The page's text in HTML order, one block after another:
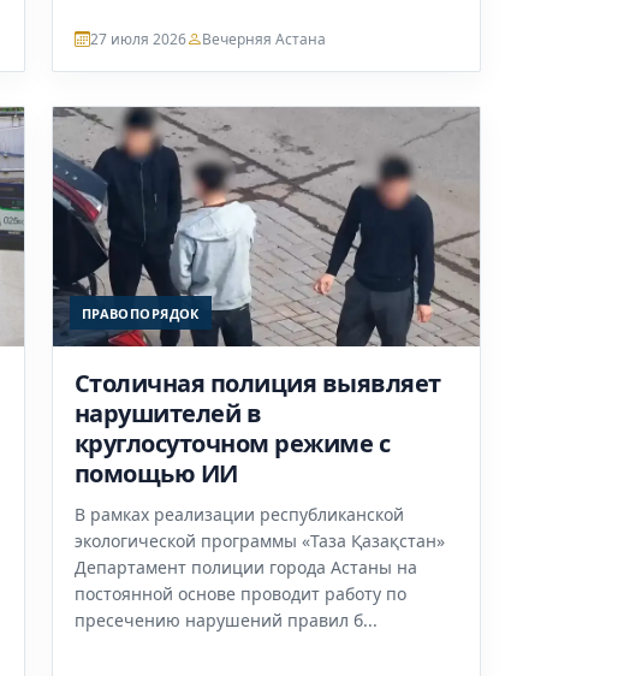
27 июля 2026 Вечерняя Астана
ПРАВОПОРЯДОК
Столичная полиция выявляет
нарушителей в
круглосуточном режиме с
помощью ИИ
В рамках реализации республиканской
экологической программы «Таза Қазақстан»
Департамент полиции города Астаны на
постоянной основе проводит работу по
пресечению нарушений правил б...